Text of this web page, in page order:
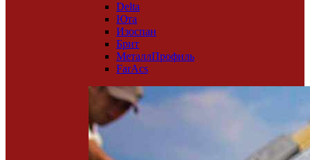
Delta
Юта
Изоспан
Брит
МеталлПрофиль
FarAcs